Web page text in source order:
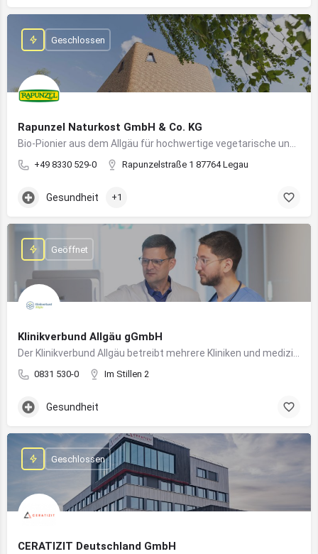
Rapunzel Naturkost GmbH & Co. KG
+49 8330 529-0 Rapunzelstraße 1 87764 Legau
Geschlossen
Gesundheit +1
Klinikverbund Allgäu gGmbH
0831 530-0 Im Stillen 2
Geöffnet
Gesundheit
CERATIZIT Deutschland GmbH
Geschlossen